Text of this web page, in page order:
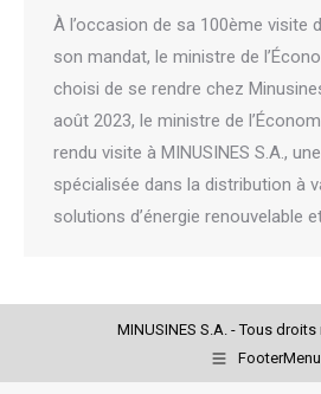
À l’occasion de sa 100ème visite
son mandat, le ministre de
choisi de se rendre chez
août 2023, le ministre de
rendu visite à MINUSINES S.A.,
spécialisée dans la distribution à
solutions d’énergie renouvelable
MINUSINES S.A. - Tous
FooterMenu